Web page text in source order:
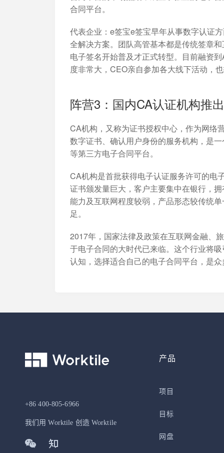
合同平台。
代表企业： e签宝e签宝早年从事数字认证
全解决方案。团队高管基本都是传统签章
电子签名开始普及才正式转型。目前融资
度非常大，CEO亲自参加各大线下活动，
阵营3：国内CA认证机构推
CA机构，又称为证书授权中心，作为网络
数字证书、确认用户身份的服务机构，是
等第三方电子合同平台。
CA机构是首批获得电子认证服务许可的电
证书颁发量巨大，客户主要集中在银行，
能力及互联网程度较弱，产品形态较传统
足。
2017年，国家法律及政策在互联网金融、
于电子合同的大时代已来临。这个行业将
认知，选择适合自己的电子合同平台，是
+86 400-805-6966
我们用 Worktile 创造 Worktile
产品
项目
目标
网盘